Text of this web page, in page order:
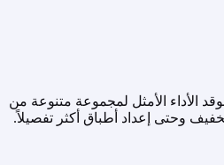
الموقد الأداء الأمثل لمجموعة متنوعة من
وحتى إعداد أطباق أكثر تفصيلاً.